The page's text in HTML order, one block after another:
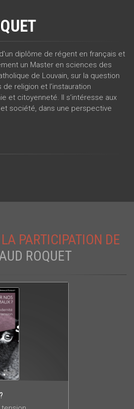
diplôme de régent en français et
un Master en sciences des
de Louvain, sur la question
religion et l’instauration
et citoyenneté. Il s’intéresse aux
société, dans une perspective
PARTICIPATION DE
ROQUET